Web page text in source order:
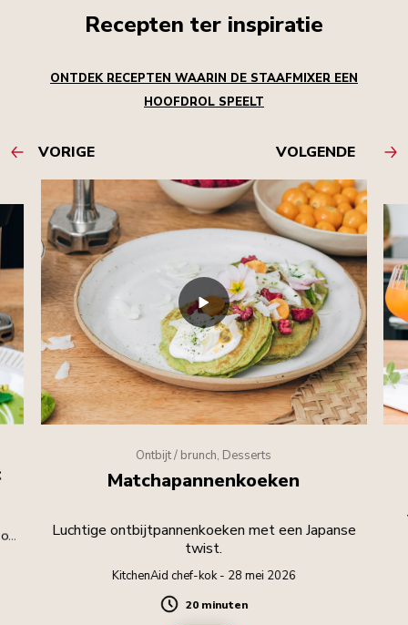
Recepten ter inspiratie
ONTDEK RECEPTEN WAARIN DE STAAFMIXER EEN
HOOFDROL SPEELT
VORIGE VOLGENDE
Ontbijt / brunch, Desserts
Matchapannenkoeken
Luchtige ontbijtpannenkoeken met een Japanse
twist.
KitchenAid chef-kok - 28 mei 2026
Duration
20 minuten